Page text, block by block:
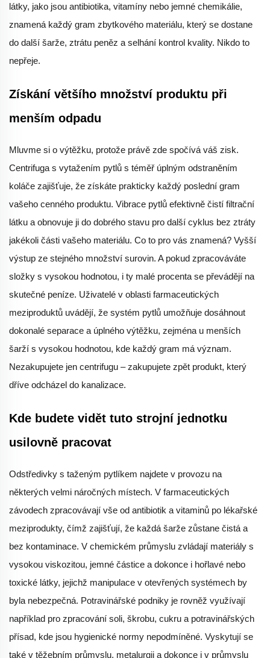
látky, jako jsou antibiotika, vitamíny nebo jemné chemikálie,
znamená každý gram zbytkového materiálu, který se dostane
do další šarže, ztrátu peněz a selhání kontrol kvality. Nikdo to
nepřeje.
Získání většího množství produktu při
menším odpadu
Mluvme si o výtěžku, protože právě zde spočívá váš zisk.
Centrifuga s vytažením pytlů s téměř úplným odstraněním
koláče zajišťuje, že získáte prakticky každý poslední gram
vašeho cenného produktu. Vibrace pytlů efektivně čistí filtrační
látku a obnovuje ji do dobrého stavu pro další cyklus bez ztráty
jakékoli části vašeho materiálu. Co to pro vás znamená? Vyšší
výstup ze stejného množství surovin. A pokud zpracováváte
složky s vysokou hodnotou, i ty malé procenta se převádějí na
skutečné peníze. Uživatelé v oblasti farmaceutických
meziproduktů uvádějí, že systém pytlů umožňuje dosáhnout
dokonalé separace a úplného výtěžku, zejména u menších
šarží s vysokou hodnotou, kde každý gram má význam.
Nezakupujete jen centrifugu – zakupujete zpět produkt, který
dříve odcházel do kanalizace.
Kde budete vidět tuto strojní jednotku
usilovně pracovat
Odstředivky s taženým pytlíkem najdete v provozu na
některých velmi náročných místech. V farmaceutických
závodech zpracovávají vše od antibiotik a vitaminů po lékařské
meziprodukty, čímž zajišťují, že každá šarže zůstane čistá a
bez kontaminace. V chemickém průmyslu zvládají materiály s
vysokou viskozitou, jemné částice a dokonce i hořlavé nebo
toxické látky, jejichž manipulace v otevřených systémech by
byla nebezpečná. Potravinářské podniky je rovněž využívají
například pro zpracování soli, škrobu, cukru a potravinářských
přísad, kde jsou hygienické normy nepodmíněné. Vyskytují se
také v těžebním průmyslu, metalurgii a dokonce i v průmyslu